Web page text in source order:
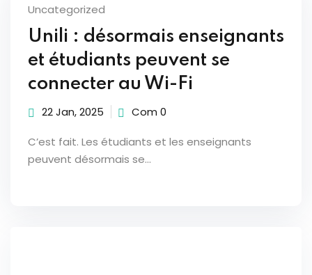
Uncategorized
Unili : désormais enseignants
et étudiants peuvent se
connecter au Wi-Fi
22 Jan, 2025 Com 0
C’est fait. Les étudiants et les enseignants
peuvent désormais se...
Already have an account?Sign in